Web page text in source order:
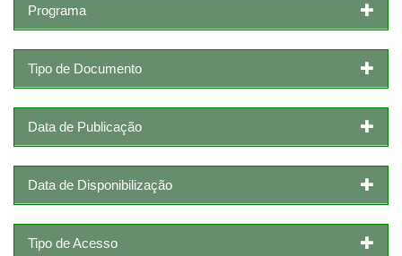
Programa
Tipo de Documento
Data de Publicação
Data de Disponibilização
Tipo de Acesso